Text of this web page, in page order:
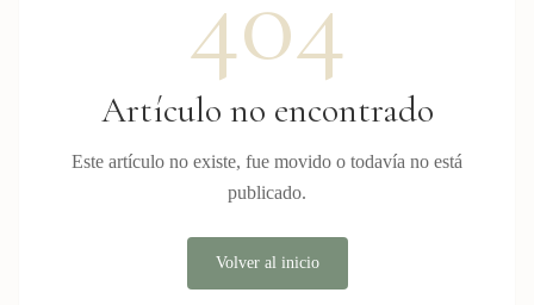
Artículo no encontrado
Este artículo no existe, fue movido o todavía no está
publicado.
Volver al inicio